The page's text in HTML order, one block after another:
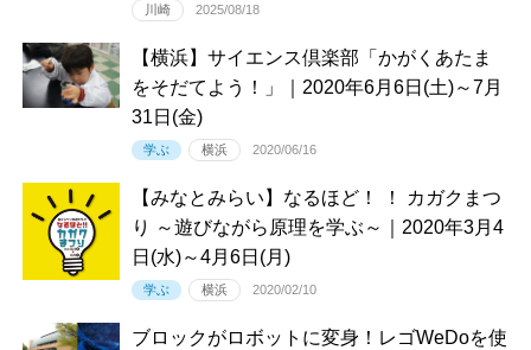
川崎 2025/08/18
【横浜】サイエンス倶楽部「かがくあたま
をそだてよう！」｜2020年6月6日(土)～7月
31日(金)
学ぶ 横浜 2020/06/16
【みなとみらい】なるほど！ ！ カガクまつ
り ～遊びながら原理を学ぶ～｜2020年3月4
日(水)～4月6日(月)
学ぶ 横浜 2020/02/10
ブロックがロボットに変身！レゴWeDoを使